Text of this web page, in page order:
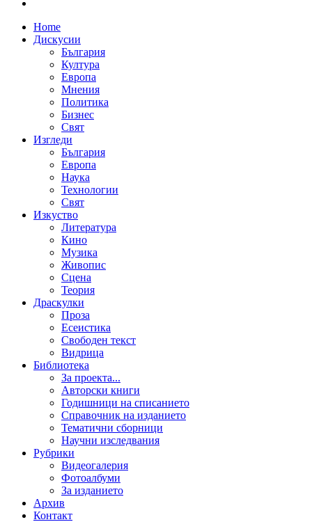
Home
Дискусии
България
Култура
Европа
Мнения
Политика
Бизнес
Свят
Изгледи
България
Европа
Наука
Технологии
Свят
Изкуство
Литература
Кино
Музика
Живопис
Сцена
Теория
Драскулки
Проза
Есеистика
Свободен текст
Видрица
Библиотека
За проекта...
Авторски книги
Годишници на списанието
Справочник на изданието
Тематични сборници
Научни изследвания
Рубрики
Видеогалерия
Фотоалбуми
За изданието
Архив
Контакт